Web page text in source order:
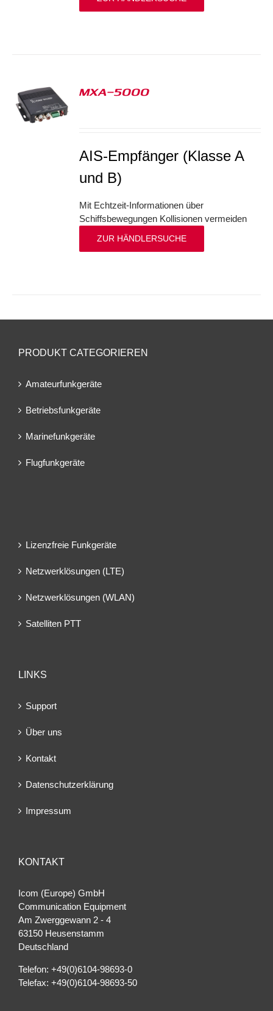
MXA-5000
AIS-Empfänger (Klasse A
und B)
Mit Echtzeit-Informationen über
Schiffsbewegungen Kollisionen vermeiden
ZUR HÄNDLERSUCHE
PRODUKT CATEGORIEREN
Amateurfunkgeräte
Betriebsfunkgeräte
Marinefunkgeräte
Flugfunkgeräte
Lizenzfreie Funkgeräte
Netzwerklösungen (LTE)
Netzwerklösungen (WLAN)
Satelliten PTT
LINKS
Support
Über uns
Kontakt
Datenschutzerklärung
Impressum
KONTAKT
Icom (Europe) GmbH
Communication Equipment
Am Zwerggewann 2 ‐ 4
63150 Heusenstamm
Deutschland
Telefon: +49(0)6104-98693-0
Telefax: +49(0)6104-98693-50